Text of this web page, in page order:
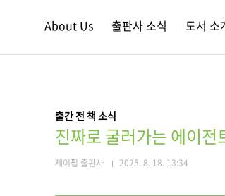
About Us 출판사 소식 도서 소
출간 전 책 소식
진짜로 굴러가는 에이전
제이펍 출판사 2025. 8. 18. 13:34